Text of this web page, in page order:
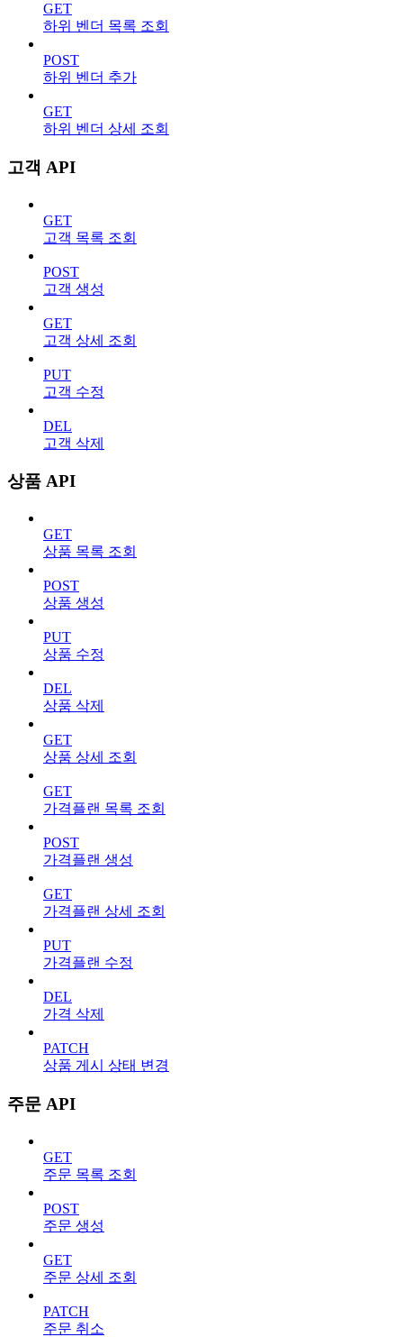
GET
하위 벤더 목록 조회
POST
하위 벤더 추가
GET
하위 벤더 상세 조회
고객 API
GET
고객 목록 조회
POST
고객 생성
GET
고객 상세 조회
PUT
고객 수정
DEL
고객 삭제
상품 API
GET
상품 목록 조회
POST
상품 생성
PUT
상품 수정
DEL
상품 삭제
GET
상품 상세 조회
GET
가격플랜 목록 조회
POST
가격플랜 생성
GET
가격플랜 상세 조회
PUT
가격플랜 수정
DEL
가격 삭제
PATCH
상품 게시 상태 변경
주문 API
GET
주문 목록 조회
POST
주문 생성
GET
주문 상세 조회
PATCH
주문 취소